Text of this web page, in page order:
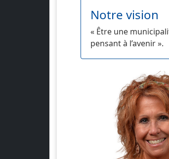
Notre vision
« Être une
pensant à l’avenir ».